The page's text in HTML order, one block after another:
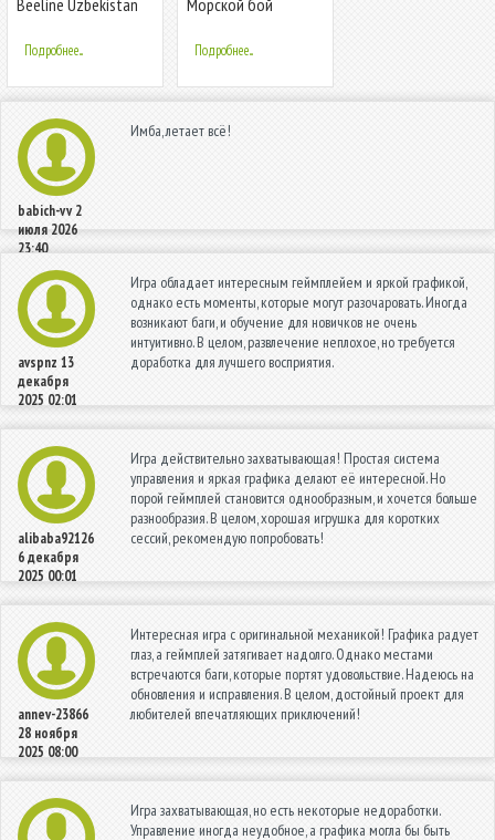
Beeline Uzbekistan
Подробнее...
Морской бой
Подробнее...
babich-vv 2
июля 2026
23:40
Имба, летает всё!
avspnz 13
декабря
2025 02:01
Игра обладает интересным геймплейем и яркой графикой,
однако есть моменты, которые могут разочаровать. Иногда
возникают баги, и обучение для новичков не очень
интуитивно. В целом, развлечение неплохое, но требуется
доработка для лучшего восприятия.
alibaba92126
6 декабря
2025 00:01
Игра действительно захватывающая! Простая система
управления и яркая графика делают её интересной. Но
порой геймплей становится однообразным, и хочется больше
разнообразия. В целом, хорошая игрушка для коротких
сессий, рекомендую попробовать!
annev-23866
28 ноября
2025 08:00
Интересная игра с оригинальной механикой! Графика радует
глаз, а геймплей затягивает надолго. Однако местами
встречаются баги, которые портят удовольствие. Надеюсь на
обновления и исправления. В целом, достойный проект для
любителей впечатляющих приключений!
Игра захватывающая, но есть некоторые недоработки.
Управление иногда неудобное, а графика могла бы быть